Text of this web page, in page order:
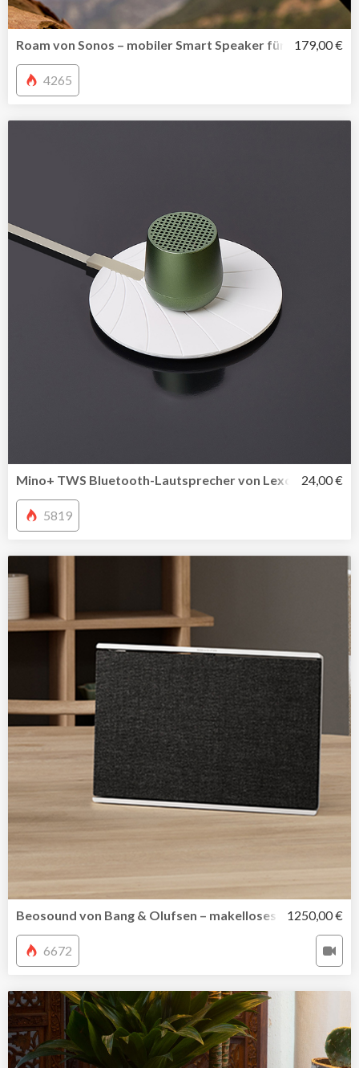
Roam von Sonos – mobiler Smart Speaker für all Deine
179,00 €
4265
Mino+ TWS Bluetooth-Lautsprecher von Lexon 24,00 €
5819
Beosound von Bang & Olufsen – makelloses Hörerlebnis
1250,00 €
6672